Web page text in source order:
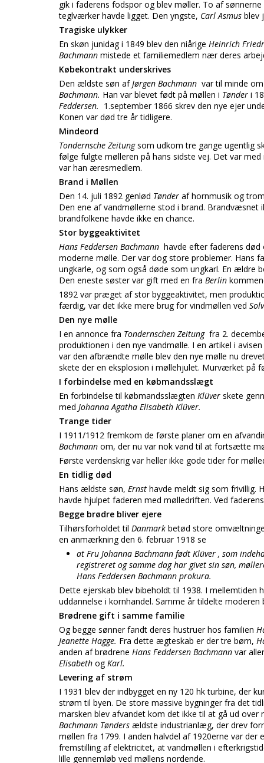
gik i faderens fodspor og blev møller. To af
teglværker havde ligget. Den yngste, Carl Asmus blev
Tragiske ulykker
En skøn junidag i 1849 blev den niårige Heinrich
Bachmann mistede et familiemedlem nær deres
Købekontrakt underskrives
Den ældste søn afJørgen Bachmann var til minde
Bachmann. Han var blevet født på møllen i Tønder i
Feddersen. 1.september 1866 skrev den nye ejer
Konen var død tre år tidligere.
Mindeord
Tondernsche Zeitungsom udkom tre gange ugentlig
følge fulgte mølleren på hans sidste vej. Det var
var han æresmedlem.
Brand i Møllen
Den 14. juli 1892 genlød Tønder af hornmusik og
Den ene af vandmøllerne stod i brand.
brandfolkene havde ikke en chance.
Stor byggeaktivitet
Hans Feddersen Bachmann havde efter faderens død
moderne mølle. Der var dog store problemer. Hans
ungkarle, og som også døde som ungkarl. En ældre
Den eneste søster var gift med en fra Berlin
1892 var præget af stor byggeaktivitet, men
færdig, var det ikke mere brug for vindmøllen ved
Den nye mølle
I en annonce fra Tondernschen Zeitung fra 2.
produktionen i den nye vandmølle. I en artikel i
var den afbrændte mølle blev den nye mølle nu
skete der en eksplosion i møllehjulet. Murværket på
I forbindelse med en købmandsslægt
En forbindelse til købmandsslægten Klüver skete
med Johanna Agatha Elisabeth Klüver.
Trange tider
I 1911/1912 fremkom de første planer om en
Bachmann om, der nu var nok vand til at fortsætte
Første verdenskrig var heller ikke gode tider for
En tidlig død
Hans ældste søn, Ernst havde meldt sig som frivillig.
havde hjulpet faderen med mølledriften. Ved
Begge brødre bliver ejere
Tilhørsforholdet til Danmark betød store
en anmærkning den 6. februar 1918 se
at Fru Johanna Bachmann født Klüver , som
registreret og samme dag har givet sin søn,
Hans Feddersen Bachmann prokura.
Dette ejerskab blev bibeholdt til 1938. I mellemtiden
uddannelse i kornhandel. Samme år tildelte
Brødrene gift i samme familie
Og begge sønner fandt deres hustruer hos familien
Jeanette Hagge. Fra dette ægteskab er der tre børn,
anden af brødrene Hans Feddersen Bachmann var
Elisabeth ogKarl.
Levering af strøm
I 1931 blev der indbygget en ny 120 hk turbine, der
strøm til byen. De store massive bygninger fra det
marsken blev afvandet kom det ikke til at gå ud
Bachmann Tønders ældste industrianlæg, der drev
møllen fra 1799. I anden halvdel af 1920erne var
fremstilling af elektricitet, at vandmøllen i
lille gennemløb ved møllens nordende.